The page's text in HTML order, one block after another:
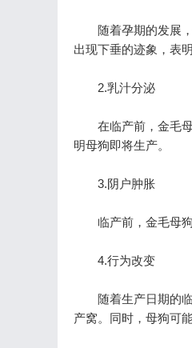
随着孕期的发展，
出现下垂的迹象，表
2.乳汁分泌
在临产前，金毛母
明母狗即将生产。
3.阴户肿胀
临产前，金毛母狗
4.行为改变
随着生产日期的临
产窝。同时，母狗可